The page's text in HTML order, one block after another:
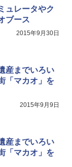
ュレータやク
ブース
2015年9月30日
産までいろい
「マカオ」を
2015年9月9日
産までいろい
「マカオ」を